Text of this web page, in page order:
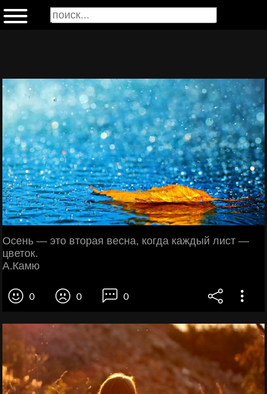
Осень — это вторая весна, когда каждый лист —
цветок.
А.Камю
0 0 0